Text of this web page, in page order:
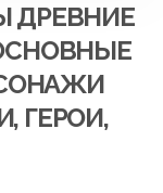
ДРЕВНИЕ
ГЕРОИ,